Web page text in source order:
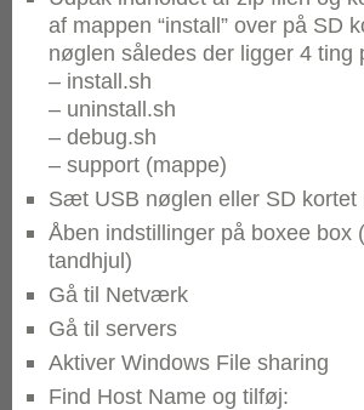
af mappen “install” over på SD
nøglen således der ligger 4 ting
– install.sh
– uninstall.sh
– debug.sh
– support (mappe)
Sæt USB nøglen eller SD kortet
Åben indstillinger på boxee box
tandhjul)
Gå til Netværk
Gå til servers
Aktiver Windows File sharing
Find Host Name og tilføj: